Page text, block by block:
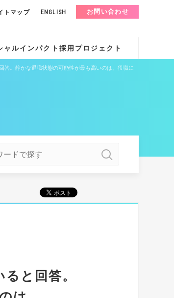
ャルインパクト採用プロジェクト
トマップ ENGLISH お問い合わせ
答。静かな退職状態の可能性が最も高いのは、役職に
と回答。